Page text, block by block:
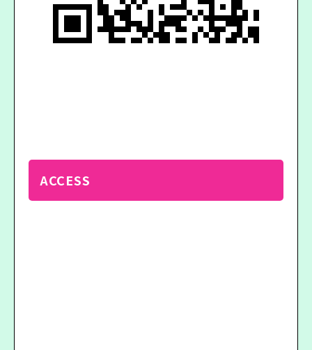
ACCESS